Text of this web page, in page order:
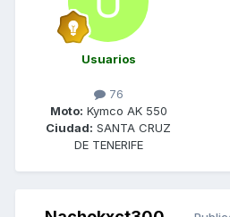
Usuarios
76
Moto: Kymco AK 550
Ciudad: SANTA CRUZ
DE TENERIFE